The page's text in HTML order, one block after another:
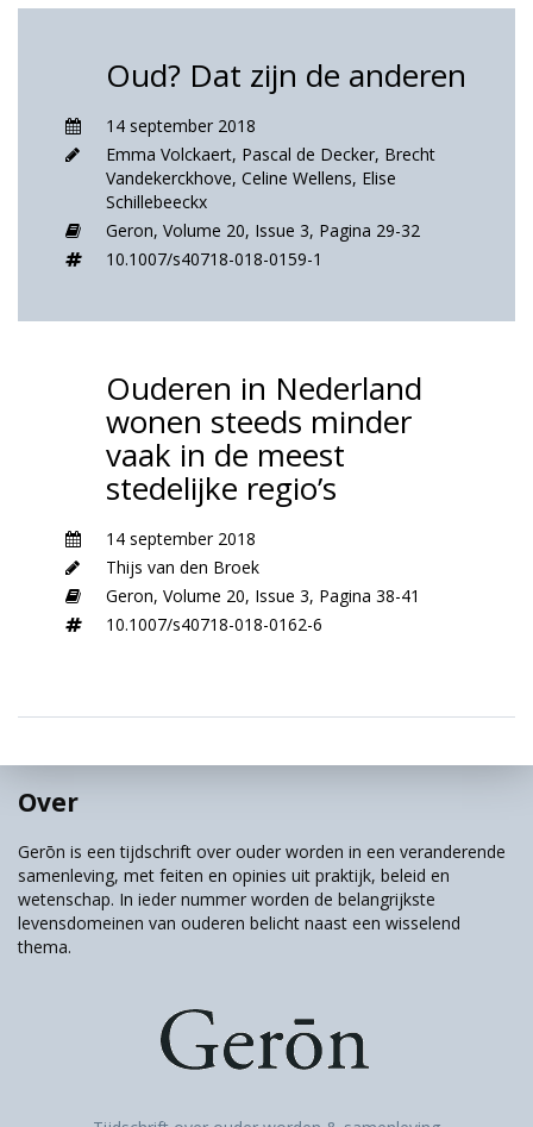
Oud? Dat zijn de anderen
14 september 2018
Emma Volckaert, Pascal de Decker, Brecht
Vandekerckhove, Celine Wellens, Elise
Schillebeeckx
Geron, Volume 20, Issue 3, Pagina 29-32
10.1007/s40718-018-0159-1
Ouderen in Nederland
wonen steeds minder
vaak in de meest
stedelijke regio’s
14 september 2018
Thijs van den Broek
Geron, Volume 20, Issue 3, Pagina 38-41
10.1007/s40718-018-0162-6
Over
Gerōn is een tijdschrift over ouder worden in een veranderende
samenleving, met feiten en opinies uit praktijk, beleid en
wetenschap. In ieder nummer worden de belangrijkste
levensdomeinen van ouderen belicht naast een wisselend
thema.